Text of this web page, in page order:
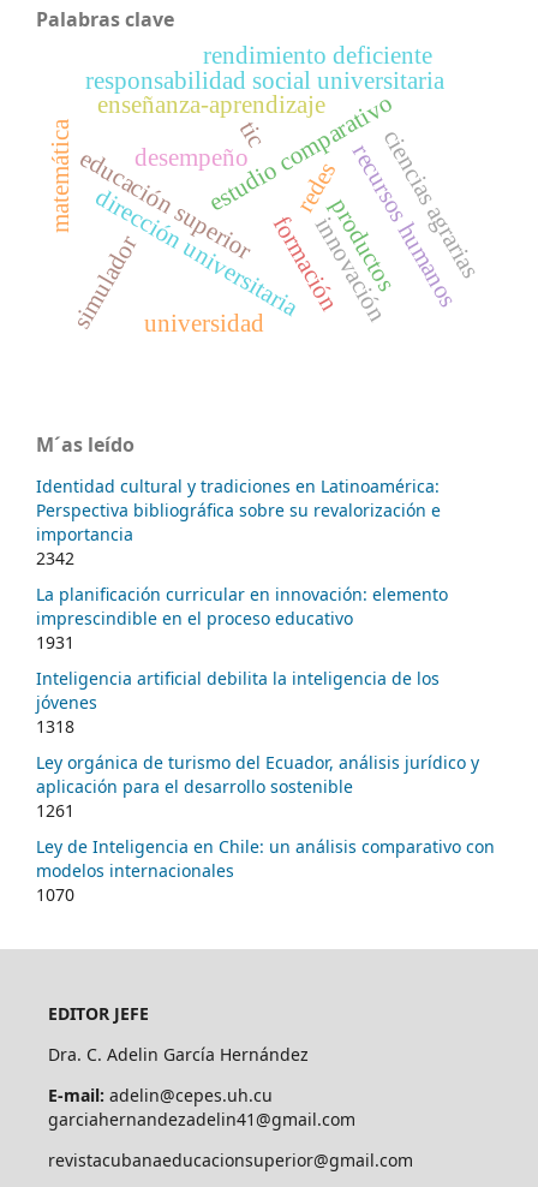
Palabras clave
desempeño
educación superiorformación
dirección universitaria
estudio comparativorecursos humanos
simulador
redes
tic ciencias agrarias
responsabilidad social universitaria
enseñanza-aprendizaje
rendimiento deficiente
matemática
universidad
productos
innovación
M´as leído
Identidad cultural y tradiciones en Latinoamérica:
Perspectiva bibliográfica sobre su revalorización e
importancia
2342
La planificación curricular en innovación: elemento
imprescindible en el proceso educativo
1931
Inteligencia artificial debilita la inteligencia de los
jóvenes
1318
Ley orgánica de turismo del Ecuador, análisis jurídico y
aplicación para el desarrollo sostenible
1261
Ley de Inteligencia en Chile: un análisis comparativo con
modelos internacionales
1070
EDITOR JEFE
Dra. C. Adelin García Hernández
E-mail: adelin@cepes.uh.cu
garciahernandezadelin41@gmail.com
revistacubanaeducacionsuperior@gmail.com